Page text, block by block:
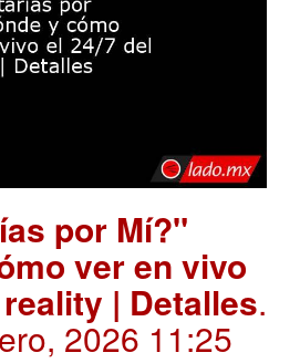
por Mí?"
ver en vivo
| Detalles.
2026 11:25